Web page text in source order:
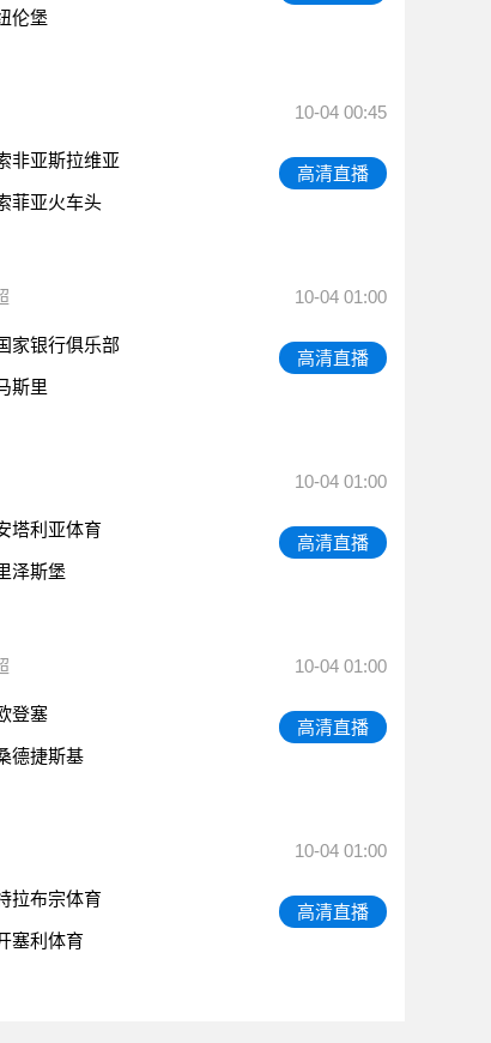
伦堡
10-04 00:45
非亚斯拉维亚
菲亚火车头
高清直播
10-04 01:00
家银行俱乐部
斯里
高清直播
10-04 01:00
塔利亚体育
泽斯堡
高清直播
10-04 01:00
登塞
德捷斯基
高清直播
10-04 01:00
拉布宗体育
塞利体育
高清直播